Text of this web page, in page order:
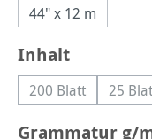
44" x 12 m
Inhalt
200 Blatt(Diese Option
25
Grammatur g/